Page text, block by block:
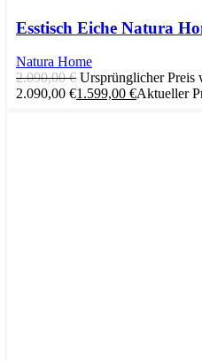
Esstisch Eiche Natura
Natura Home
2.090,00€ Ursprünglicher Preis
2.090,00 €1.599,00 €Aktueller